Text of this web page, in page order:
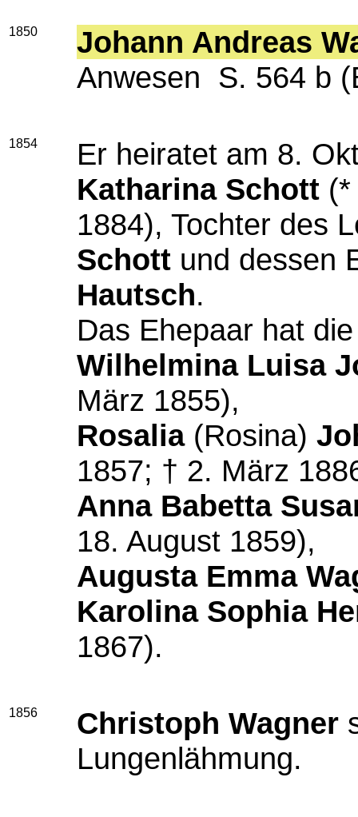
1850
Johann Andreas
Anwesen S. 564 b
1854
Er heiratet am 8.
Katharina Schott
1884), Tochter des
Schott und dessen
Hautsch.
Das Ehepaar hat
Wilhelmina Luisa
März 1855),
Rosalia (Rosina)
1857; † 2. März
Anna Babetta
18. August 1859),
Augusta Emma
Karolina Sophia
1867).
1856 Christoph Wagner
Lungenlähmung.